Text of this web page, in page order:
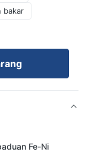
bakar
Fe-Ni